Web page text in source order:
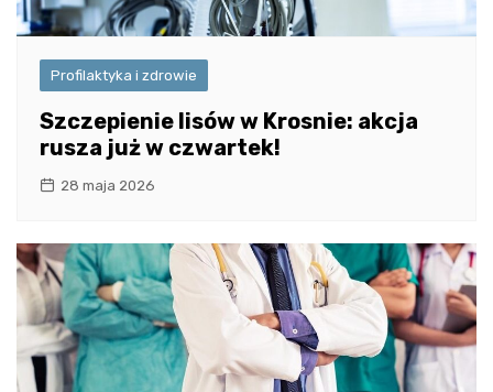
Profilaktyka i zdrowie
Szczepienie lisów w Krosnie: akcja
rusza już w czwartek!
28 maja 2026